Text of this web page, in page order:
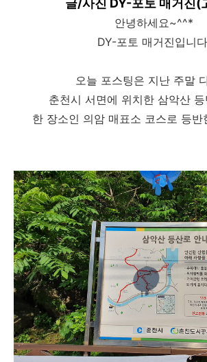
글/사진 DY-포토 매거진(
안녕하세요~^^*
DY-포토 매거진입니
오늘 포스팅은 지난 주말
춘천시 서면에 위치한 삼악산
한 장소인 의암 매표소 코스로 등반